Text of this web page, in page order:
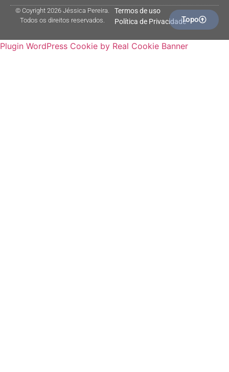
© Coyright 2026 Jéssica Pereira.
Todos os direitos reservados.
Termos de uso
Política de PrivacidadeTopo
Plugin WordPress Cookie by Real Cookie Banner